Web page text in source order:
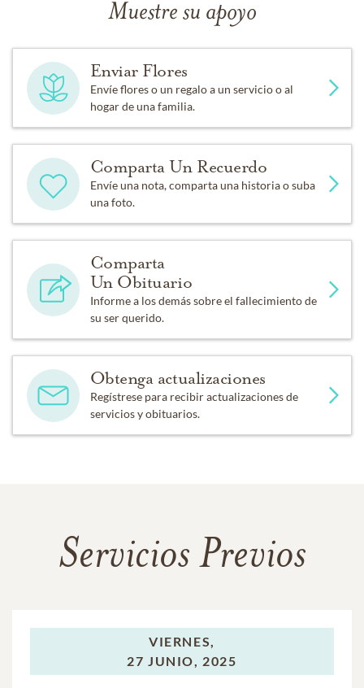
Muestre su apoyo
Enviar Flores
Envíe flores o un regalo a un servicio o al
hogar de una familia.
Comparta Un Recuerdo
Envíe una nota, comparta una historia o suba
una foto.
Comparta
Un Obituario
Informe a los demás sobre el fallecimiento de
su ser querido.
Obtenga actualizaciones
Regístrese para recibir actualizaciones de
servicios y obituarios.
Servicios Previos
VIERNES,
27 JUNIO, 2025